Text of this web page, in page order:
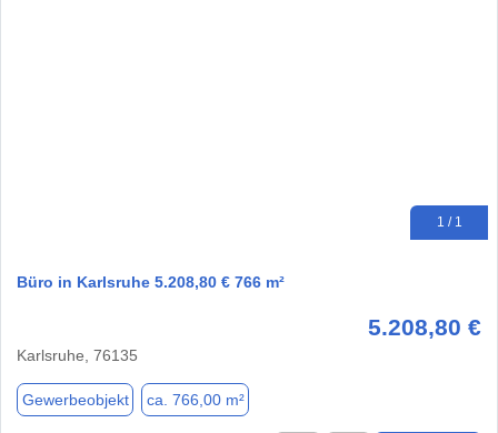
1 / 1
Büro in Karlsruhe 5.208,80 € 766 m²
5.208,80 €
Karlsruhe, 76135
Gewerbeobjekt ca. 766,00 m²